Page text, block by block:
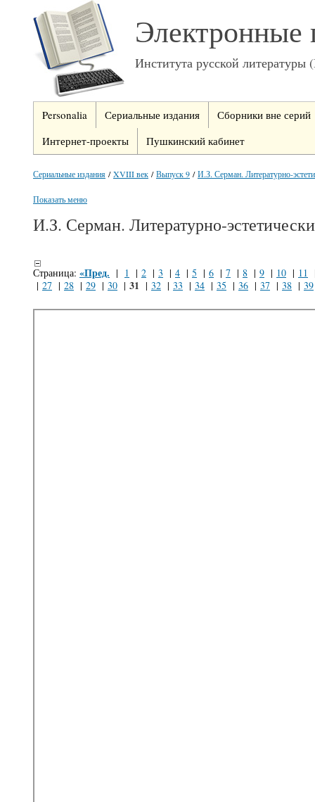
Электронные
Института русской
Personalia Сериальные издания
Сборники вне серий
Интернет-проекты
Пушкинский кабинет
Сериальные издания /XVIII век /Выпуск 9 /И.З. Серман. Литературно-
Показать меню
И.З. Серман. Литературно-
Страница: «Пред. | 1 | 2 | 3 | 4 | 5 | 6 | 7 | 8 | 9 | 10 | 11
| 27 | 28 | 29 | 30 | 31 | 32 | 33 | 34 | 35 | 36 | 37 | 38 | 39